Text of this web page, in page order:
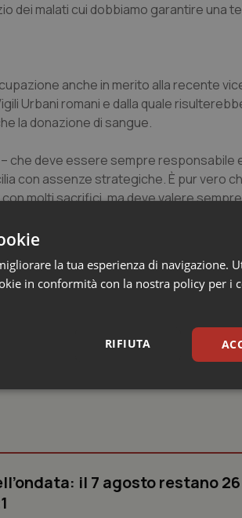
dei malati cui dobbiamo garantire una
anche in merito alla recente
Urbani romani e dalla quale
la donazione di sangue.
che deve essere sempre responsabile
con assenze strategiche. È pur vero
molti sacrifici, ma deve valere
che vale per ogni cittadino, ancor di più
sia un anno in cui le sfide siano portate
sangue e farmaci plasmaderivati.
il 7 agosto restano
la tua esperienza di navigazione.
in conformità con la nostra policy per i
RIFIUTA
Statistici